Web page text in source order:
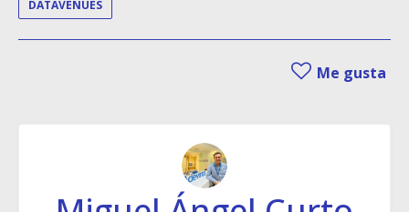
DATAVENUES
Me gusta